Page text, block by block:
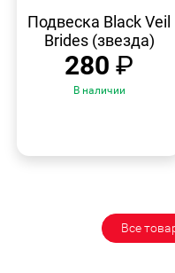
ПРОСМОТР
Подвеска Black Veil
Brides (звезда)
280 ₽
В наличии
Все